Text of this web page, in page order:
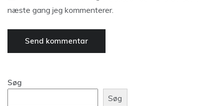
næste gang jeg kommenterer.
Søg
Søg